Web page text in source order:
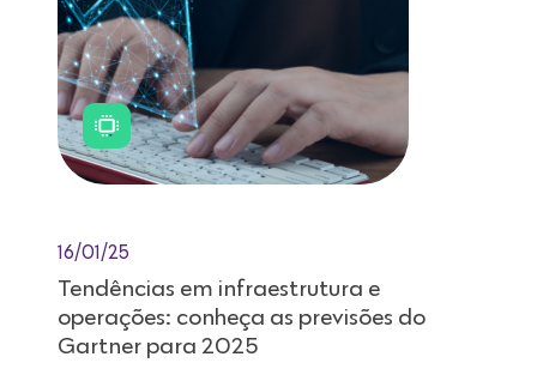
16/01/25
Tendências em infraestrutura e
operações: conheça as previsões do
Gartner para 2025